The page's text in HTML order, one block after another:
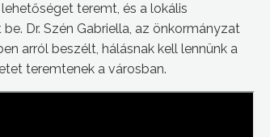
teremt, és a lokális
Dr. Szén Gabriella, az önkormányzat
arról beszélt, hálásnak kell lennünk a
teremtenek a városban.